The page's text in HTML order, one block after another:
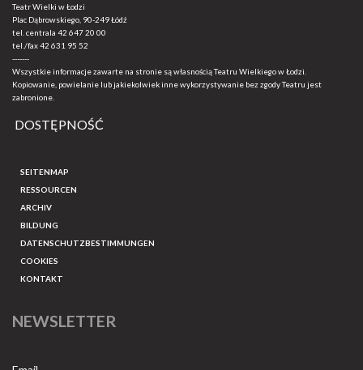
Teatr Wielki w Łodzi
Plac Dąbrowskiego, 90-249 Łódź
tel. centrala 42 647 20 00
tel./fax42 631 95 52
-------
Wszystkie informacje zawarte na stronie są własnością Teatru Wielkiego w Łodzi.
Kopiowanie, powielanie lub jakiekolwiek inne wykorzystywanie bez zgody Teatru jest
zabronione.
DOSTĘPNOŚĆ
SEITENMAP
RESSOURCEN
ARCHIV
BILDUNG
DATENSCHUTZBESTIMMUNGEN
COOKIES
KONTAKT
NEWSLETTER